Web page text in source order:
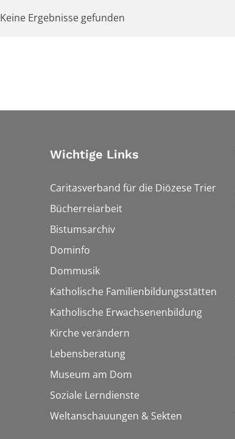
Keine Ergebnisse gefunden
Wichtige Links
Caritasverband für die Diözese Trier
Bücherreiarbeit
Bistumsarchiv
Dominfo
Dommusik
Katholische Familienbildungsstätten
Katholische Erwachsenenbildung
Kirche verändern
Lebensberatung
Museum am Dom
Soziale Lerndienste
Weltanschauungen & Sekten